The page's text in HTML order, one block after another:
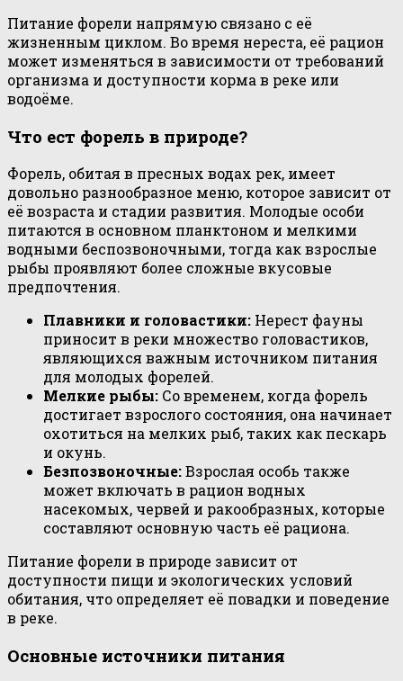
Питание форели напрямую связано с её
жизненным циклом. Во время нереста, её рацион
может изменяться в зависимости от требований
организма и доступности корма в реке или
водоёме.
Что ест форель в природе?
Форель, обитая в пресных водах рек, имеет
довольно разнообразное меню, которое зависит от
её возраста и стадии развития. Молодые особи
питаются в основном планктоном и мелкими
водными беспозвоночными, тогда как взрослые
рыбы проявляют более сложные вкусовые
предпочтения.
Плавники и головастики: Нерест фауны
приносит в реки множество головастиков,
являющихся важным источником питания
для молодых форелей.
Мелкие рыбы: Со временем, когда форель
достигает взрослого состояния, она начинает
охотиться на мелких рыб, таких как пескарь
и окунь.
Безпозвоночные:Взрослая особь также
может включать в рацион водных
насекомых, червей и ракообразных, которые
составляют основную часть её рациона.
Питание форели в природе зависит от
доступности пищи и экологических условий
обитания, что определяет её повадки и поведение
в реке.
Основные источники питания